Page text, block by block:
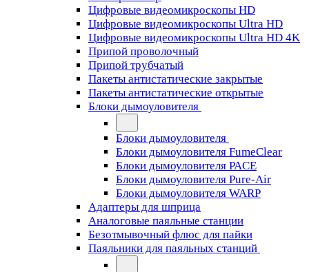
Цифровые видеомикроскопы HD
Цифровые видеомикроскопы Ultra HD
Цифровые видеомикроскопы Ultra HD 4K
Припой проволочный
Припой трубчатый
Пакеты антистатические закрытые
Пакеты антистатические открытые
Блоки дымоуловителя
Блоки дымоуловителя
Блоки дымоуловителя FumeClear
Блоки дымоуловителя PACE
Блоки дымоуловителя Pure-Air
Блоки дымоуловителя WARP
Адаптеры для шприца
Аналоговые паяльные станции
Безотмывочный флюс для пайки
Паяльники для паяльных станций